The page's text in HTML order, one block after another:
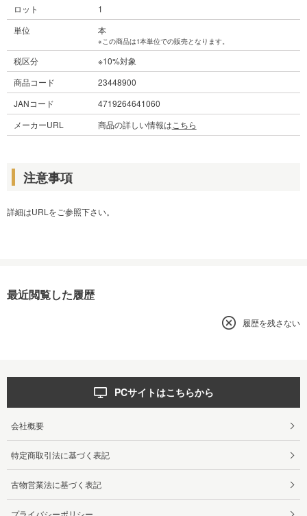
ロット
1
単位
本
※この商品は1本単位での販売となります。
税区分
※10%対象
商品コード
23448900
JANコード
4719264641060
メーカーURL
商品の詳しい情報は こちら
注意事項
詳細はURLをご参照下さい。
最近閲覧した履歴
履歴を残さない
PCサイトはこちらから
会社概要
特定商取引法に基づく表記
古物営業法に基づく表記
プライバシーポリシー